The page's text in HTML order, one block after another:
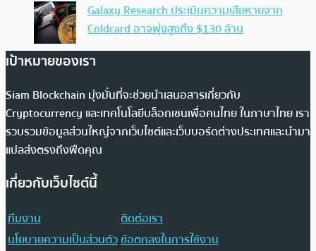
Galaxy Research ประเมินความเสียหายจาก
Coldcard อาจพุ่งสูงถึง $130 ล้าน
เป้าหมายของเรา
Siam Blockchain มุ่งมั่นที่จะช่วยนำเสนอสารเกี่ยวกับ
Cryptocurrency และเทคโนโลยีบล็อกเชนเพื่อคนไทย ในภาษาไทย เรา
รวบรวมข้อมูลส่วนใหญ่จากเว็บไซต์และเว็บบอร์ดต่างประเทศและนำมา
แปลส่งตรงถึงฟีดคุณ
เกี่ยวกับเว็บไซต์นี้
ทีมงาน
ติดต่อเรา
นโยบายความเป็นส่วนตัวข้อตกลงในการใช้งาน